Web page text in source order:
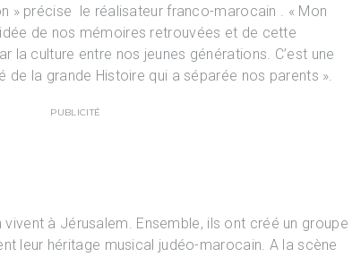
» précise le réalisateur franco-marocain . « Mon
de nos mémoires retrouvées et de cette
la culture entre nos jeunes générations. C’est une
de la grande Histoire qui a séparée nos parents ».
PUBLICITÉ
à Jérusalem. Ensemble, ils ont créé un groupe
leur héritage musical judéo-marocain. A la scène